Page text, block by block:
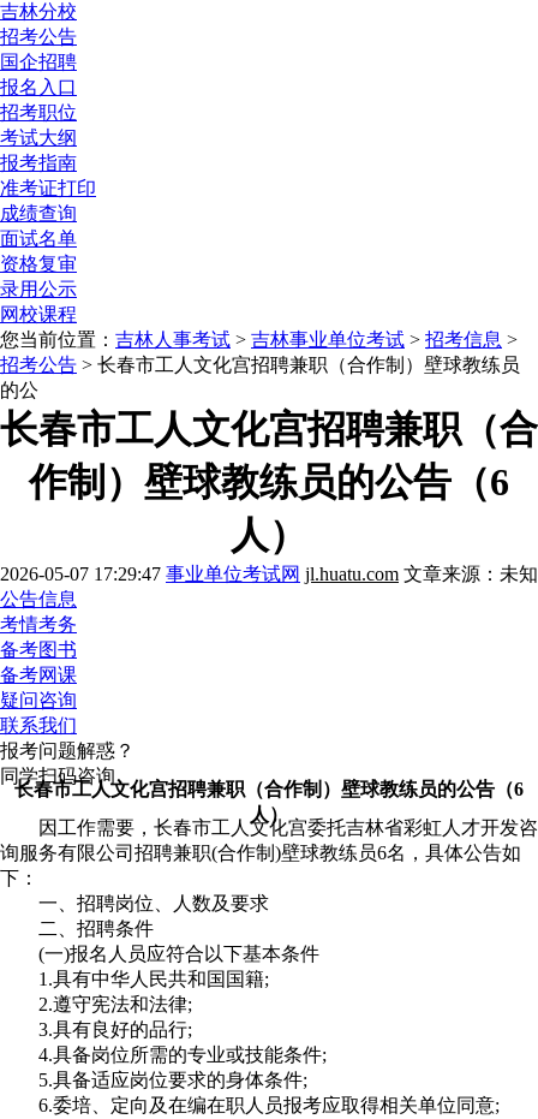
吉林分校
招考公告
国企招聘
报名入口
招考职位
考试大纲
报考指南
准考证打印
成绩查询
面试名单
资格复审
录用公示
网校课程
您当前位置： 吉林人事考试 > 吉林事业单位考试 > 招考信息 >
招考公告 > 长春市工人文化宫招聘兼职（合作制）壁球教练员
的公
长春市工人文化宫招聘兼职（合
作制）壁球教练员的公告（6
人）
2026-05-07 17:29:47 事业单位考试网 jl.huatu.com 文章来源：未知
公告信息
考情考务
备考图书
备考网课
疑问咨询
联系我们
报考问题解惑？
同学扫码咨询
长春市工人文化宫招聘兼职（合作制）壁球教练员的公告（6
人）
因工作需要，长春市工人文化宫委托吉林省彩虹人才开发咨
询服务有限公司招聘兼职(合作制)壁球教练员6名，具体公告如
下：
一、招聘岗位、人数及要求
二、招聘条件
(一)报名人员应符合以下基本条件
1.具有中华人民共和国国籍;
2.遵守宪法和法律;
3.具有良好的品行;
4.具备岗位所需的专业或技能条件;
5.具备适应岗位要求的身体条件;
6.委培、定向及在编在职人员报考应取得相关单位同意;